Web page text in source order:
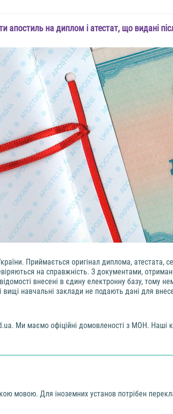
апостиль на диплом і атестат, що видані
Приймається оригінал диплома, атестата,
на справжність. З документами,
внесені в єдину електронну базу, тому
навчальні заклади не подають дані для
Ми маємо офіційні домовленості з МОН. Наші
мовою. Для іноземних установ потрібен